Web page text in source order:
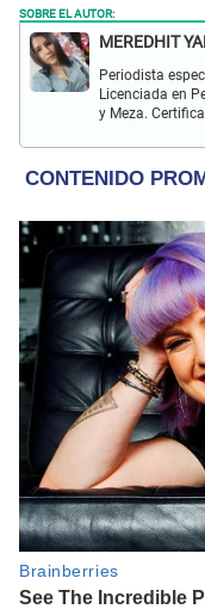
SOBRE EL AUTOR:
MEREDHIT
Periodista
Licenciada en
y Meza.
farándula y